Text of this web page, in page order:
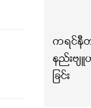
ကရင်နီ
နည်းဗ
ခြင်း